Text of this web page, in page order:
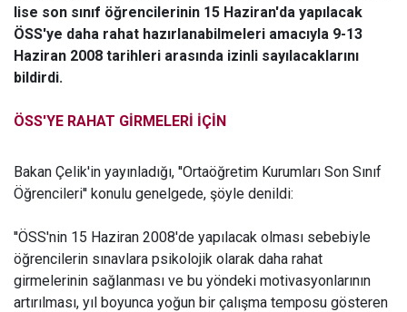
lise son sınıf öğrencilerinin 15 Haziran'da yapılacak
ÖSS'ye daha rahat hazırlanabilmeleri amacıyla 9-13
Haziran 2008 tarihleri arasında izinli sayılacaklarını
bildirdi.
ÖSS'YE RAHAT GİRMELERİ İÇİN
Bakan Çelik'in yayınladığı, ''Ortaöğretim Kurumları Son Sınıf
Öğrencileri'' konulu genelgede, şöyle denildi:
''ÖSS'nin 15 Haziran 2008'de yapılacak olması sebebiyle
öğrencilerin sınavlara psikolojik olarak daha rahat
girmelerinin sağlanması ve bu yöndeki motivasyonlarının
artırılması, yıl boyunca yoğun bir çalışma temposu gösteren